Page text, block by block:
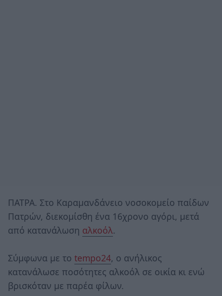
ΠΑΤΡΑ. Στο Καραμανδάνειο νοσοκομείο παίδων
Πατρών, διεκομίσθη ένα 16χρονο αγόρι, μετά
από κατανάλωση αλκοόλ.
Σύμφωνα με το tempo24, ο ανήλικος
κατανάλωσε ποσότητες αλκοόλ σε οικία κι ενώ
βρισκόταν με παρέα φίλων.